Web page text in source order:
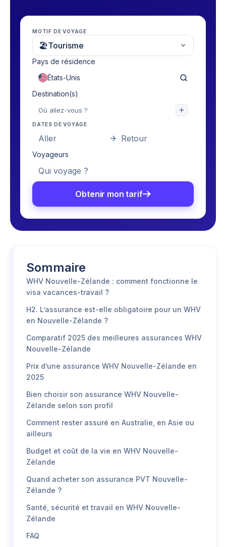
MOTIF DE VOYAGE
🏖Tourisme
Pays de résidence
Destination(s)
DATES DE VOYAGE
Aller Retour
Voyageurs
Qui voyage ?
Obtenir mon tarif
Sommaire
WHV Nouvelle-Zélande : comment fonctionne le
visa vacances-travail ?
H2. L’assurance est-elle obligatoire pour un WHV
en Nouvelle-Zélande ?
Comparatif 2025 des meilleures assurances WHV
Nouvelle-Zélande
Prix d’une assurance WHV Nouvelle-Zélande en
2025
Bien choisir son assurance WHV Nouvelle-
Zélande selon son profil
Comment rester assuré en Australie, en Asie ou
ailleurs
Budget et coût de la vie en WHV Nouvelle-
Zélande
Quand acheter son assurance PVT Nouvelle-
Zélande ?
Santé, sécurité et travail en WHV Nouvelle-
Zélande
FAQ